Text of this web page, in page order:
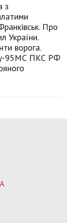
з
Про
України.
ворога.
95МС ПКС РФ